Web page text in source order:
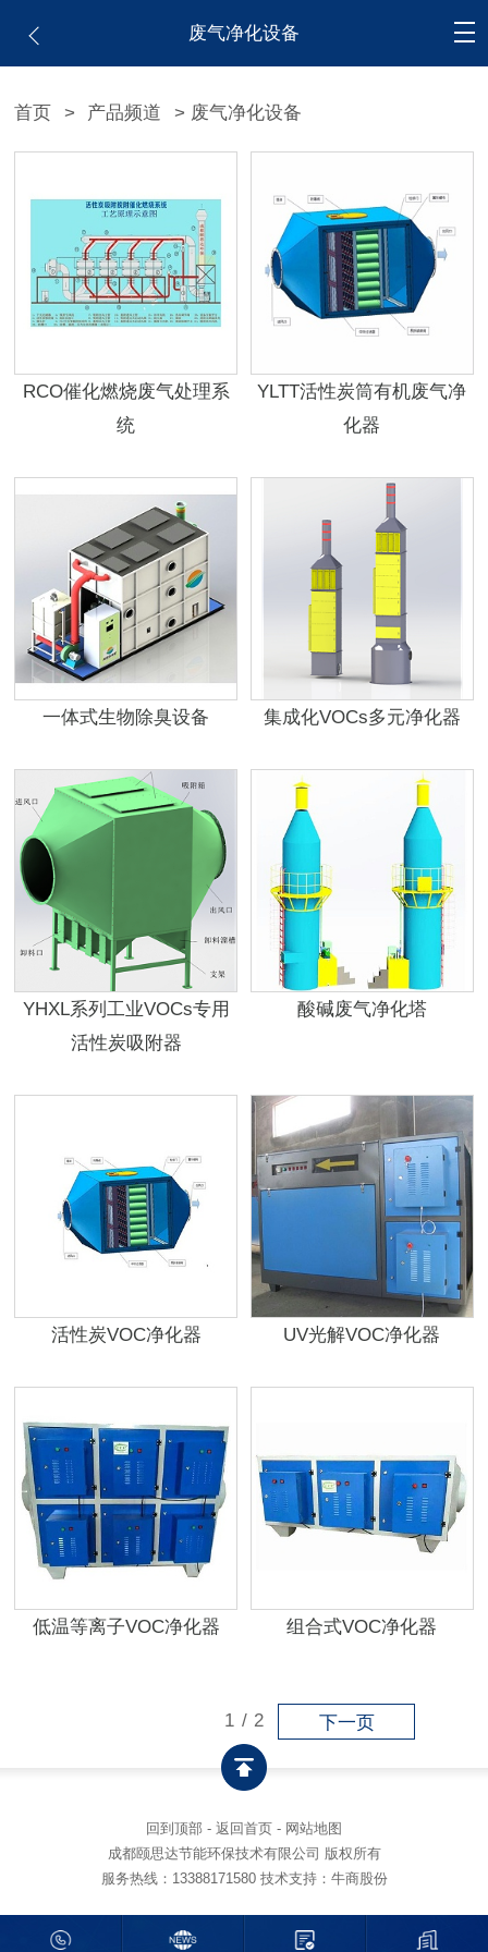
废气净化设备
首页 > 产品频道 > 废气净化设备
RCO催化燃烧废气处理系
统
YLTT活性炭筒有机废气净
化器
一体式生物除臭设备 集成化VOCs多元净化器
YHXL系列工业VOCs专用
活性炭吸附器
酸碱废气净化塔
活性炭VOC净化器 UV光解VOC净化器
低温等离子VOC净化器 组合式VOC净化器
1 / 2 下一页
回到顶部 - 返回首页 - 网站地图
成都颐思达节能环保技术有限公司 版权所有
服务热线： 13388171580 技术支持：牛商股份